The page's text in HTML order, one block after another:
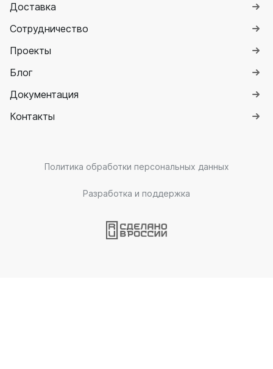
Доставка
Сотрудничество
Проекты
Блог
Документация
Контакты
Политика обработки персональных данных
Разработка и поддержка